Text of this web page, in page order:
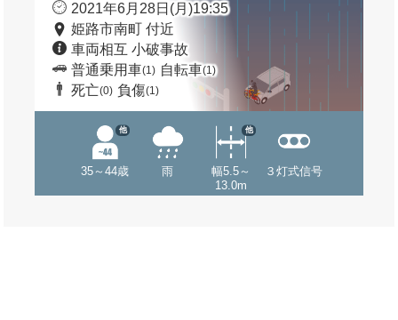
2021年6月28日(月)19:35
姫路市南町 付近
車両相互 小破事故
普通乗用車(1) 自転車(1)
死亡(0) 負傷(1)
35～44歳
他
雨
幅5.5～
13.0m
他
３灯式信号